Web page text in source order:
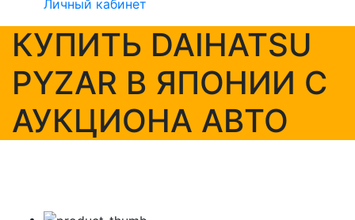
Личный кабинет
КУПИТЬ DAIHATSU
PYZAR В ЯПОНИИ С
АУКЦИОНА АВТО